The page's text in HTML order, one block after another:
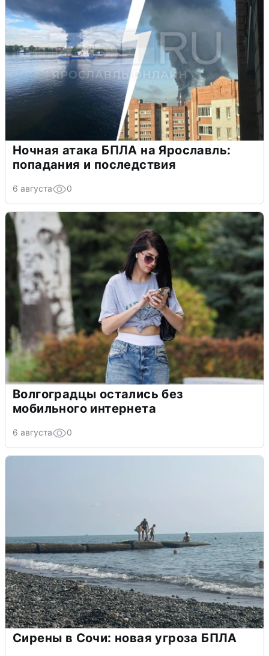
Ночная атака БПЛА на Ярославль:
попадания и последствия
6 августа 0
Волгоградцы остались без
мобильного интернета
6 августа 0
Сирены в Сочи: новая угроза БПЛА